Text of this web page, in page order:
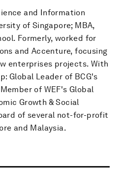
and Information
of Singapore; MBA,
Formerly, worked for
and Accenture, focusing
enterprises projects. With
Global Leader of BCG's
of WEF's Global
Growth & Social
of several not-for-profit
and Malaysia.